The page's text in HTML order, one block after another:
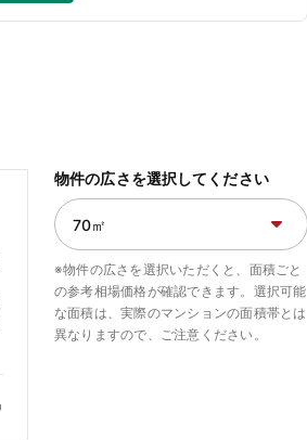
物件の広さを選択してください
※物件の広さを選択いただくと、面積ごと
の参考相場価格が確認できます。選択可能
な面積は、実際のマンションの面積帯とは
異なりますので、ご注意ください。